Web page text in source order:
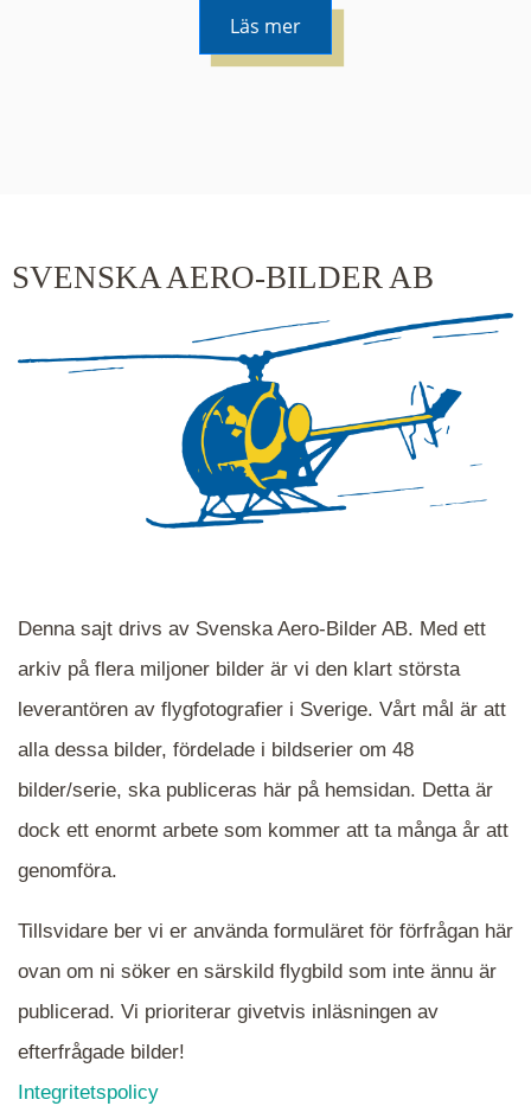
Läs mer
När du ser blåa, röda eller gröna mappar är det
en serie i varje. Dra i kartan för att komma
närmare det område Du söker och klicka på
mappen.
SVENSKA AERO-BILDER AB
Denna sajt drivs av Svenska Aero-Bilder AB. Med ett
arkiv på flera miljoner bilder är vi den klart största
leverantören av flygfotografier i Sverige. Vårt mål är att
alla dessa bilder, fördelade i bildserier om 48
bilder/serie, ska publiceras här på hemsidan. Detta är
dock ett enormt arbete som kommer att ta många år att
genomföra.
Tillsvidare ber vi er använda formuläret för förfrågan här
ovan om ni söker en särskild flygbild som inte ännu är
publicerad. Vi prioriterar givetvis inläsningen av
efterfrågade bilder!
Integritetspolicy